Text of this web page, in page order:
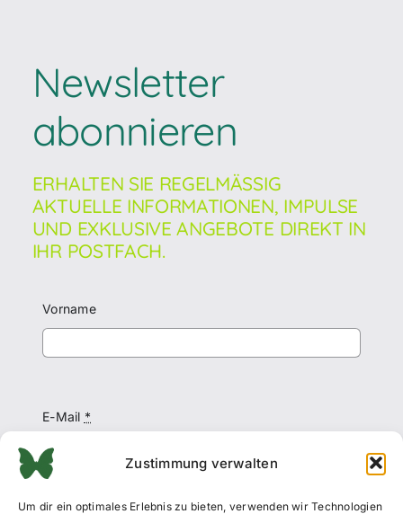
Zustimmung verwalten
Um dir ein optimales Erlebnis zu bieten, verwenden wir Technologien
Newsletter
abonnieren
ERHALTEN SIE REGELMÄSSIG A
KTUELLE INFORMATIONEN, IMPULSE U
ND EXKLUSIVE ANGEBOTE DIREKT IN I
HR POSTFACH.
Vorname
E-Mail *